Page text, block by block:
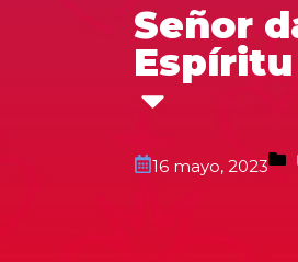
Señor
Espíritu
16 mayo, 2023